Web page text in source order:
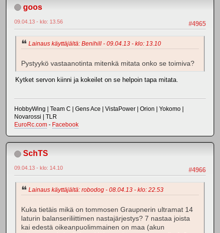
goos
#4965
09.04.13 - klo: 13.56
Lainaus käyttäjältä: Benihill - 09.04.13 - klo: 13.10
Pystyykö vastaanotinta mitenkä mitata onko se toimiva?
Kytket servon kiinni ja kokeilet on se helpoin tapa mitata.
HobbyWing | Team C | Gens Ace | VistaPower | Orion | Yokomo |
Novarossi | TLR
EuroRc.com - Facebook
SchTS
#4966
09.04.13 - klo: 14.10
Lainaus käyttäjältä: robodog - 08.04.13 - klo: 22.53
Kuka tietäis mikä on tommosen Graupnerin ultramat 14
laturin balanseriliittimen nastajärjestys? 7 nastaa joista
kai edestä oikeanpuolimmainen on maa (akun